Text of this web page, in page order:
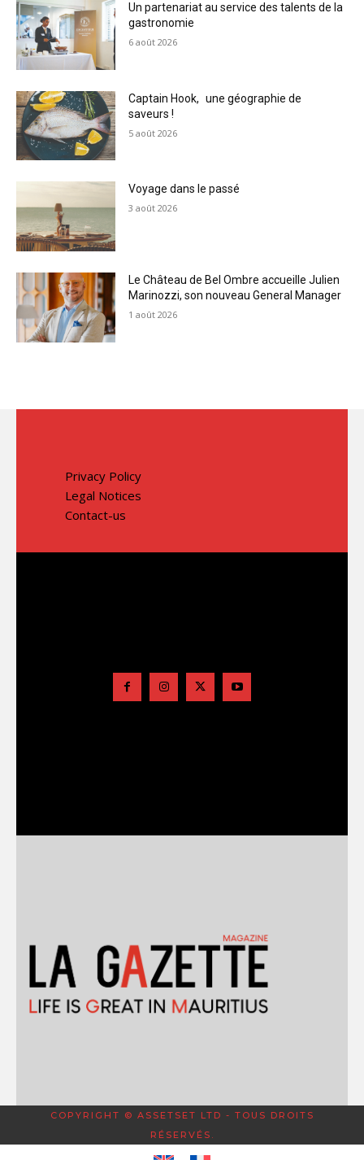
Un partenariat au service des talents de la
gastronomie
6 août 2026
Captain Hook, une géographie de
saveurs !
5 août 2026
Voyage dans le passé
3 août 2026
Le Château de Bel Ombre accueille Julien
Marinozzi, son nouveau General Manager
1 août 2026
Privacy Policy
Legal Notices
Contact-us
COPYRIGHT © ASSETSET LTD - TOUS DROITS
RÉSERVÉS.